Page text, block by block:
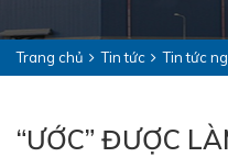
Trang chủ Tin tức Tin tức
“ƯỚC” ĐƯỢC